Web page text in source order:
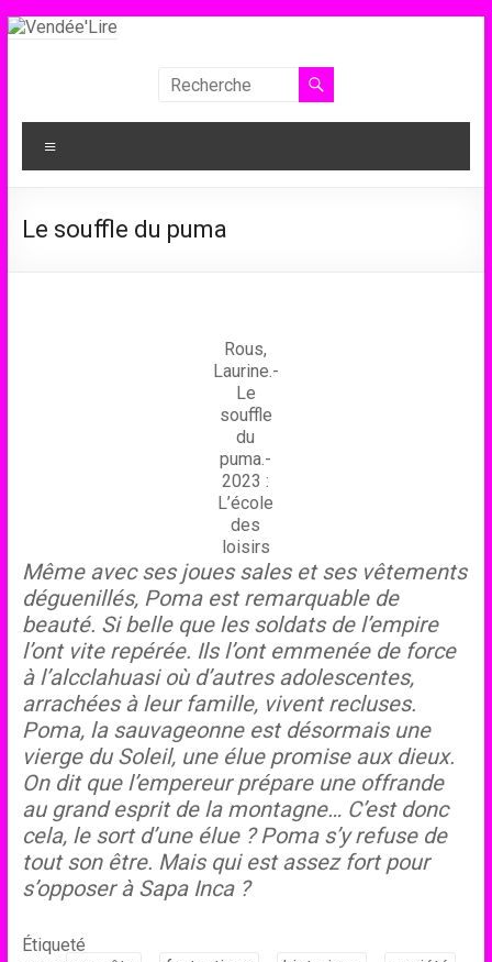
Aller
Vendée'Lire
Le
prix
collégiens
Le souffle du puma
Rous,
Laurine.-
Le
souffle
du
puma.-
2023 :
L’école
des
loisirs
Même avec ses joues sales et ses vêtements
déguenillés, Poma est remarquable de
beauté. Si belle que les soldats de l’empire
l’ont vite repérée. Ils l’ont emmenée de force
à l’alcclahuasi où d’autres adolescentes,
arrachées à leur famille, vivent recluses.
Poma, la sauvageonne est désormais une
vierge du Soleil, une élue promise aux dieux.
On dit que l’empereur prépare une offrande
au grand esprit de la montagne… C’est donc
cela, le sort d’une élue ? Poma s’y refuse de
tout son être. Mais qui est assez fort pour
s’opposer à Sapa Inca ?
Étiqueté